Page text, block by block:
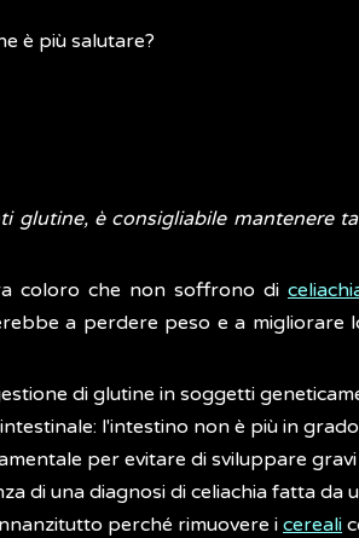
è più salutare?
glutine, è consigliabile mantenere
coloro che non soffrono di
a perdere peso e a migliorare
di glutine in soggetti
intestinale: l'intestino non è più in
per evitare di sviluppare
di una diagnosi di celiachia fatta
perché rimuovere icereali